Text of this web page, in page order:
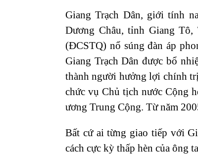
Giang Trạch Dân, giới tính
Dương Châu, tỉnh Giang
(ĐCSTQ) nổ súng đàn áp
Giang Trạch Dân được bổ
thành người hưởng lợi chính
chức vụ Chủ tịch nước Cộng
ương Trung Cộng. Từ năm
Bất cứ ai từng giao tiếp với
cách cực kỳ thấp hèn của ông